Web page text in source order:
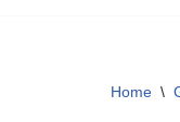
Home \